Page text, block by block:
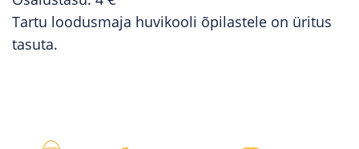
Tartu loodusmaja huvikooli õpilastele on üritus
tasuta.